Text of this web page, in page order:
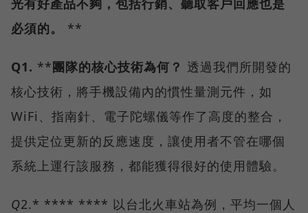
必須的。
**
Q1. **團隊的核心技術為何？ 透過我們所開發的
核心技術，將手機設備內的慣性量測元件，如
WiFi、指南針、電子陀螺儀等作了高度的整合，
提供定位更新的反應速度，讓使用者不管在哪個
系統上運行該服務，都能獲得很好的使用體驗。
Q2.* **** **** 以台北火車站為例，平均一個人